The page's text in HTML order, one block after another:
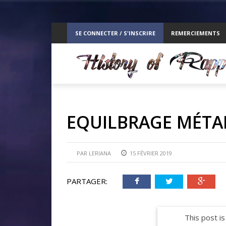
SE CONNECTER / S'INSCRIRE REMERCIEMENTS
EQUILBRAGE
PAR LERIANA 15 FÉVRIER 2019
PARTAGER:
This post